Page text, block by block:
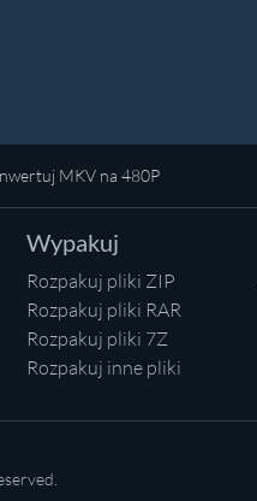
MKV na 480P
Wypakuj
Rozpakuj pliki ZIP
Rozpakuj pliki RAR
Rozpakuj pliki 7Z
Rozpakuj inne pliki